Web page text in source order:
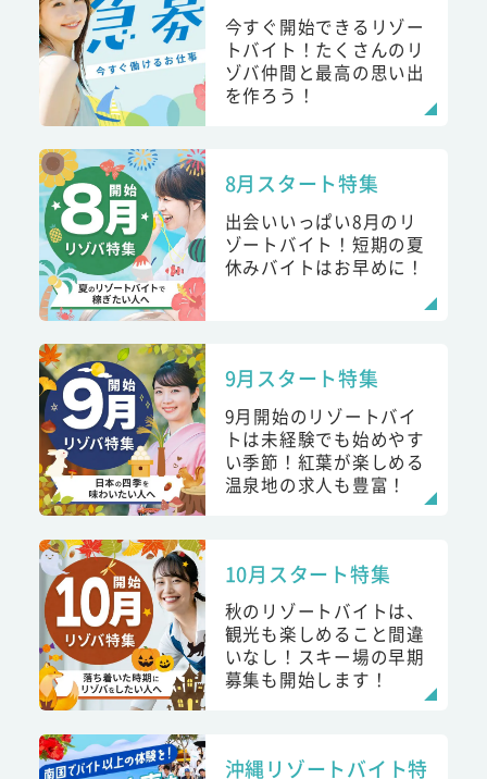
今すぐ開始できるリゾー
トバイト！たくさんのリ
ゾバ仲間と最高の思い出
を作ろう！
8月スタート特集
出会いいっぱい8月のリ
ゾートバイト！短期の夏
休みバイトはお早めに！
9月スタート特集
9月開始のリゾートバイ
トは未経験でも始めやす
い季節！紅葉が楽しめる
温泉地の求人も豊富！
10月スタート特集
秋のリゾートバイトは、
観光も楽しめること間違
いなし！スキー場の早期
募集も開始します！
沖縄リゾートバイト特